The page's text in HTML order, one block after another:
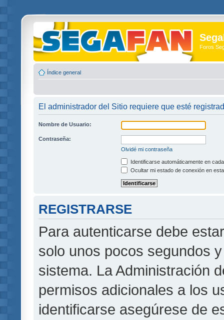
Foros
Índice general
El administrador del Sitio requiere que esté
Nombre de Usuario:
Contraseña:
Olvidé mi contraseña
Identificarse automáticamente en
Ocultar mi estado de conexión en
REGISTRARSE
Para autenticarse debe
solo unos pocos segundos
sistema. La Administración
permisos adicionales a los
identificarse asegúrese de